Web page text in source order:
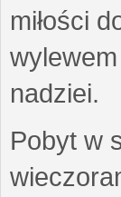
miłości
nadziei.
Pobyt w